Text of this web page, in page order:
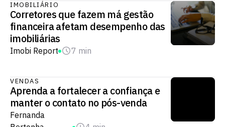
IMOBILIÁRIO
Corretores que fazem má gestão
financeira afetam desempenho das
imobiliárias
Imobi Report 7 min
VENDAS
Aprenda a fortalecer a confiança e
manter o contato no pós-venda
Fernanda